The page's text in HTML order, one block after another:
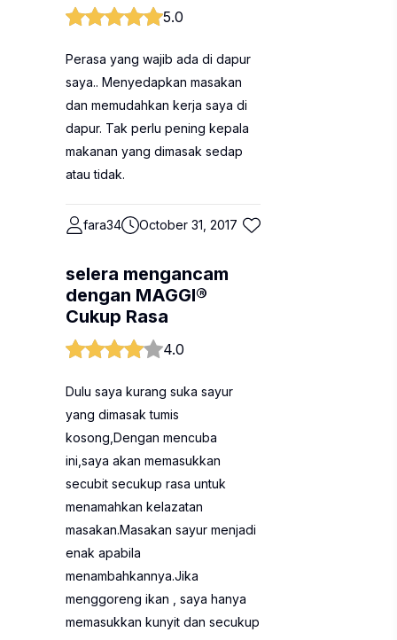
5.0
Perasa yang wajib ada di dapur
saya.. Menyedapkan masakan
dan memudahkan kerja saya di
dapur. Tak perlu pening kepala
makanan yang dimasak sedap
atau tidak.
fara34 October 31, 2017
selera mengancam
dengan MAGGI®
Cukup Rasa
4.0
Dulu saya kurang suka sayur
yang dimasak tumis
kosong,Dengan mencuba
ini,saya akan memasukkan
secubit secukup rasa untuk
menamahkan kelazatan
masakan.Masakan sayur menjadi
enak apabila
menambahkannya.Jika
menggoreng ikan , saya hanya
memasukkan kunyit dan secukup